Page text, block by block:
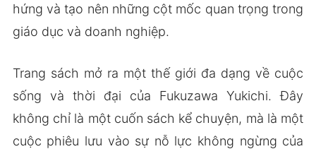
hứng và tạo nên những cột mốc quan trọng trong
giáo dục và doanh nghiệp.
Trang sách mở ra một thế giới đa dạng về cuộc
sống và thời đại của Fukuzawa Yukichi. Đây
không chỉ là một cuốn sách kể chuyện, mà là một
cuộc phiêu lưu vào sự nỗ lực không ngừng của